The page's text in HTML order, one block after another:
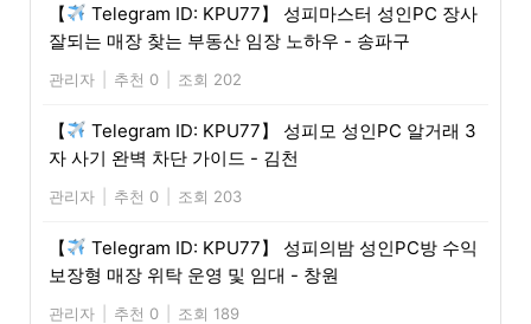
【
Telegram ID: KPU77】 성피마스터 성인PC 장사
잘되는 매장 찾는 부동산 임장 노하우 - 송파구
관리자 추천 0 조회 202
【
Telegram ID: KPU77】 성피모 성인PC 알거래 3
자 사기 완벽 차단 가이드 - 김천
관리자 추천 0 조회 203
【
Telegram ID: KPU77】 성피의밤 성인PC방 수익
보장형 매장 위탁 운영 및 임대 - 창원
관리자 추천 0 조회 189